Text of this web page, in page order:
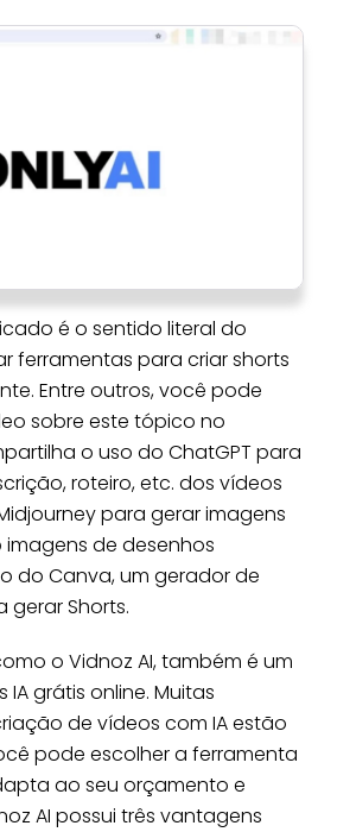
é o sentido literal do
ferramentas para criar shorts
Entre outros, você pode
sobre este tópico no
o uso do ChatGPT para
roteiro, etc. dos vídeos
para gerar imagens
de desenhos
do Canva, um gerador de
gerar Shorts.
o Vidnoz AI, também é um
grátis online. Muitas
de vídeos com IA estão
pode escolher a ferramenta
ao seu orçamento e
AI possui três vantagens